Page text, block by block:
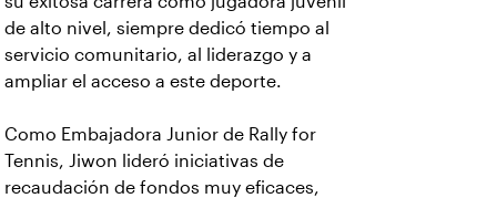
de alto nivel, siempre dedicó tiempo al
servicio comunitario, al liderazgo y a
ampliar el acceso a este deporte.
Como Embajadora Junior de Rally for
Tennis, Jiwon lideró iniciativas de
recaudación de fondos muy eficaces,